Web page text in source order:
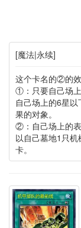
[魔法|永续]
这个卡名的②的效
①：只要自己场
自己场上的6星
果的对象。
②：自己场上的表
以自己墓地1只
卡。